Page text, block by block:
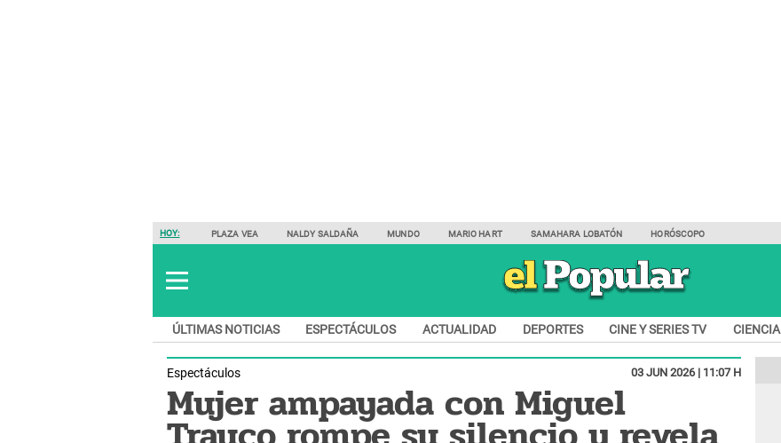
HOY: PLAZA VEA NALDY SALDAÑA MUNDO MARIO HART SAMAHARA LOBATÓN HORÓSCOPO
ÚLTIMAS NOTICIAS ESPECTÁCULOS ACTUALIDAD DEPORTES CINE Y SERIES TV CIENCIA
Espectáculos 03 JUN 2026 | 11:07 H
Mujer ampayada con Miguel